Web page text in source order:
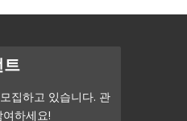
트
집하고 있습니다. 관
하세요!